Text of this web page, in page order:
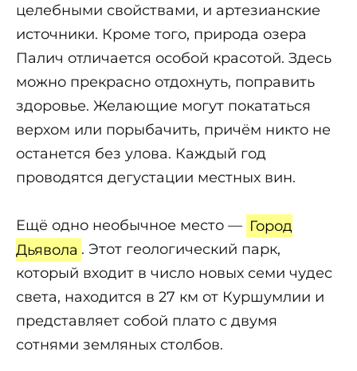
целебными свойствами, и артезианские
источники. Кроме того, природа озера
Палич отличается особой красотой. Здесь
можно прекрасно отдохнуть, поправить
здоровье. Желающие могут покататься
верхом или порыбачить, причём никто не
останется без улова. Каждый год
проводятся дегустации местных вин.
Ещё одно необычное место — Город
Дьявола . Этот геологический парк,
который входит в число новых семи чудес
света, находится в 27 км от Куршумлии и
представляет собой плато с двумя
сотнями земляных столбов.